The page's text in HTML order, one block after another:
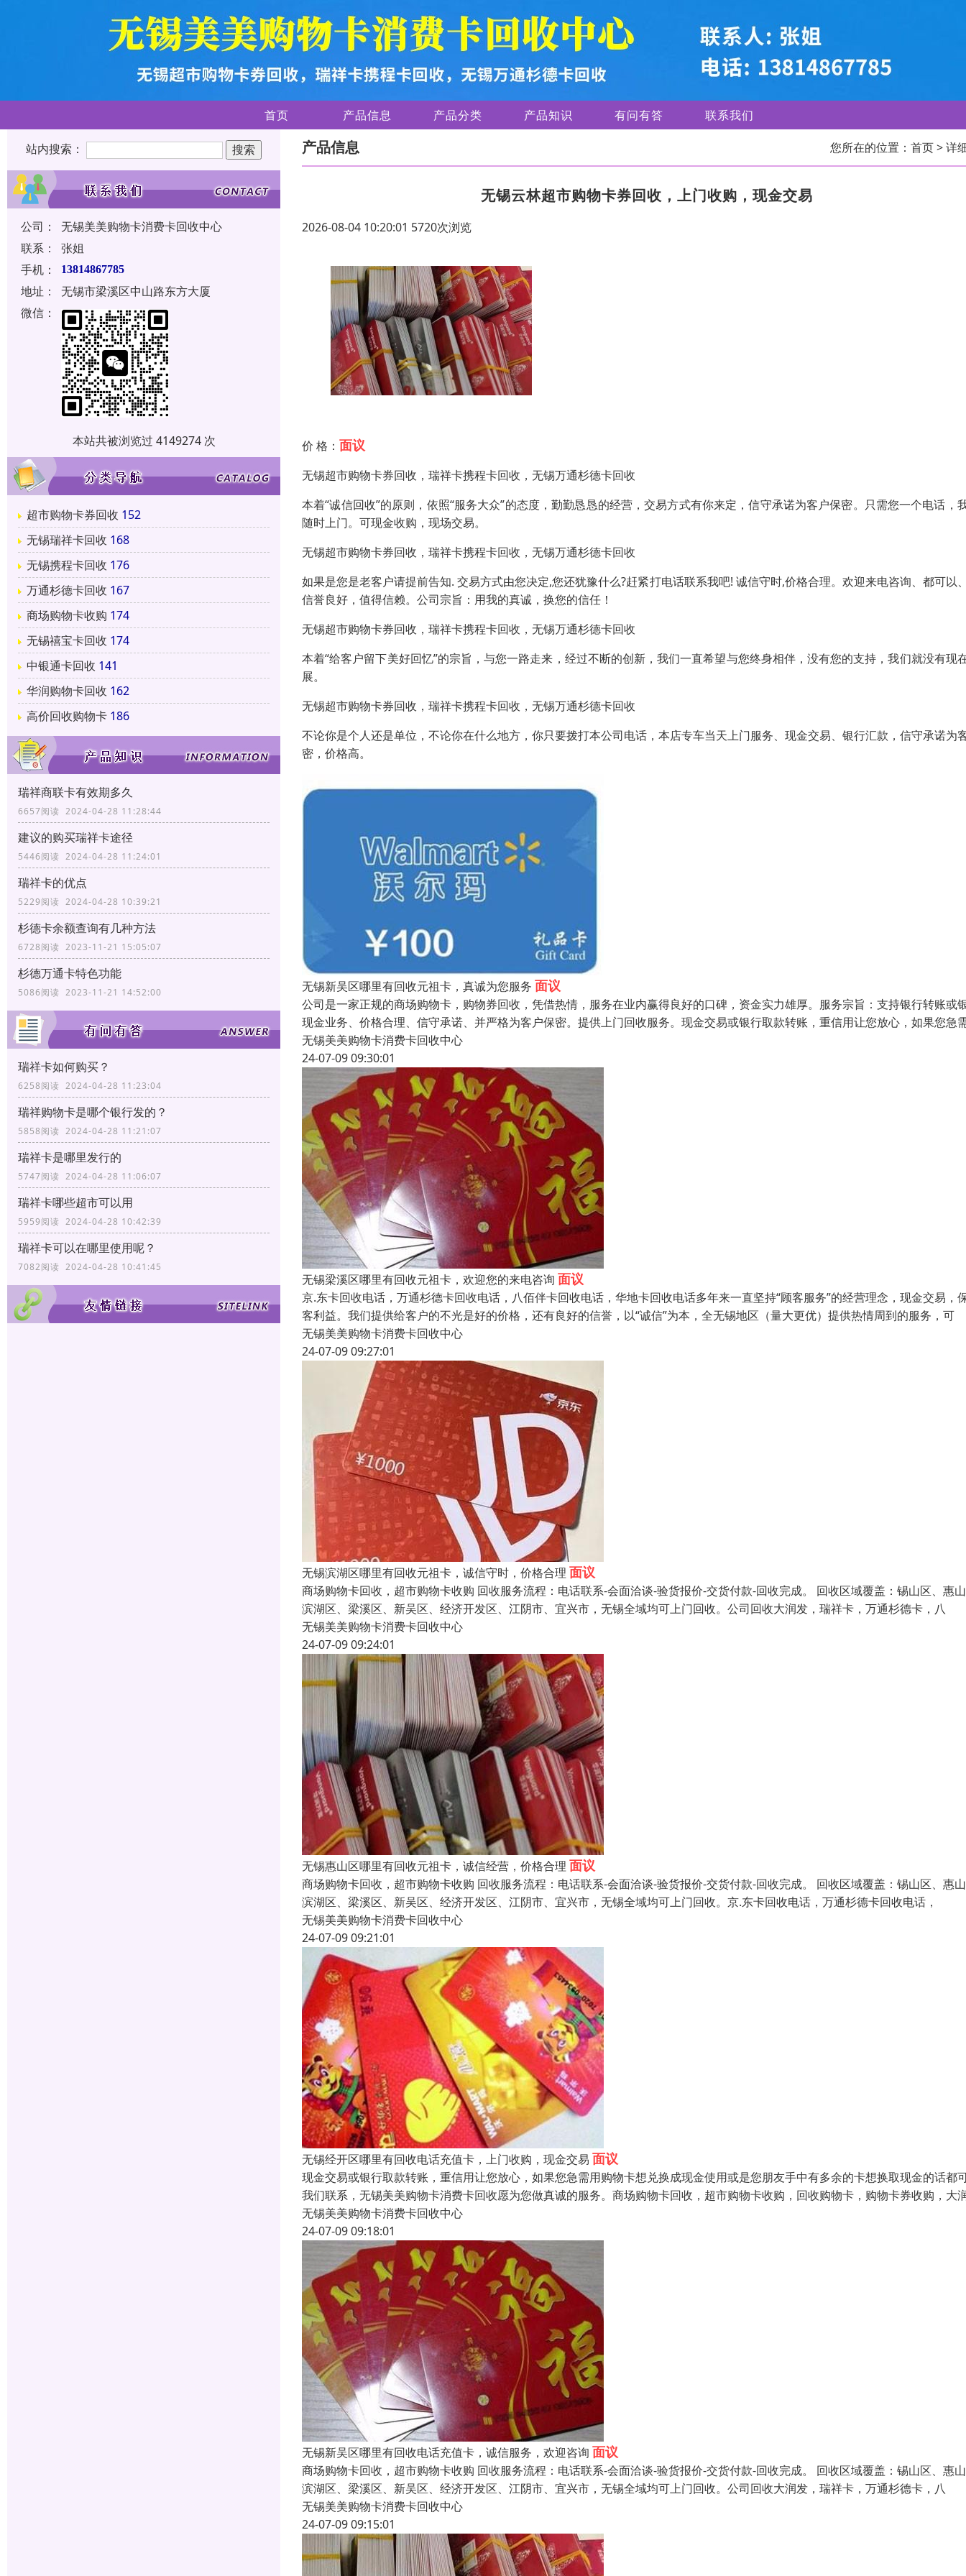
首页 产品信息 产品分类 产品知识 有问有答 联系我们
站内搜索：
公司：
无锡美美购物卡消费卡回收中心
联系：
张姐
手机：
13814867785
地址：
无锡市梁溪区中山路东方大厦
微信：
本站共被浏览过 4149274 次
超市购物卡券回收 152
无锡瑞祥卡回收 168
无锡携程卡回收 176
万通杉德卡回收 167
商场购物卡收购 174
无锡禧宝卡回收 174
中银通卡回收 141
华润购物卡回收 162
高价回收购物卡 186
瑞祥商联卡有效期多久
6657阅读 2024-04-28 11:28:44
建议的购买瑞祥卡途径
5446阅读 2024-04-28 11:24:01
瑞祥卡的优点
5229阅读 2024-04-28 10:39:21
杉德卡余额查询有几种方法
6728阅读 2023-11-21 15:05:07
杉德万通卡特色功能
5086阅读 2023-11-21 14:52:00
瑞祥卡如何购买？
6258阅读 2024-04-28 11:23:04
瑞祥购物卡是哪个银行发的？
5858阅读 2024-04-28 11:21:07
瑞祥卡是哪里发行的
5747阅读 2024-04-28 11:06:07
瑞祥卡哪些超市可以用
5959阅读 2024-04-28 10:42:39
瑞祥卡可以在哪里使用呢？
7082阅读 2024-04-28 10:41:45
产品信息 您所在的位置： 首页> 详
无锡云林超市购物卡券回收，上门收购，现金交易
2026-08-04 10:20:01 5720次浏览
价 格： 面议
无锡超市购物卡券回收，瑞祥卡携程卡回收，无锡万通杉德卡回收
本着“诚信回收”的原则，依照“服务大众”的态度，勤勤恳恳的经营，交易方式有你来定，信守承诺为客户保密。只需您一个电话，
随时上门。可现金收购，现场交易。
无锡超市购物卡券回收，瑞祥卡携程卡回收，无锡万通杉德卡回收
如果是您是老客户请提前告知. 交易方式由您决定,您还犹豫什么?赶紧打电话联系我吧! 诚信守时,价格合理。欢迎来电咨询、都可以
信誉良好，值得信赖。公司宗旨：用我的真诚，换您的信任！
无锡超市购物卡券回收，瑞祥卡携程卡回收，无锡万通杉德卡回收
本着“给客户留下美好回忆”的宗旨，与您一路走来，经过不断的创新，我们一直希望与您终身相伴，没有您的支持，我们就没有现
展。
无锡超市购物卡券回收，瑞祥卡携程卡回收，无锡万通杉德卡回收
不论你是个人还是单位，不论你在什么地方，你只要拨打本公司电话，本店专车当天上门服务、现金交易、银行汇款，信守承诺为
密，价格高。
无锡新吴区哪里有回收元祖卡，真诚为您服务 面议
公司是一家正规的商场购物卡，购物券回收，凭借热情，服务在业内赢得良好的口碑，资金实力雄厚。服务宗旨：支持银行转账或
现金业务、价格合理、信守承诺、并严格为客户保密。提供上门回收服务。现金交易或银行取款转账，重信用让您放心，如果您急
无锡美美购物卡消费卡回收中心
24-07-09 09:30:01
无锡梁溪区哪里有回收元祖卡，欢迎您的来电咨询 面议
京.东卡回收电话，万通杉德卡回收电话，八佰伴卡回收电话，华地卡回收电话多年来一直坚持“顾客服务”的经营理念，现金交易，
客利益。我们提供给客户的不光是好的价格，还有良好的信誉，以“诚信”为本，全无锡地区（量大更优）提供热情周到的服务，可
无锡美美购物卡消费卡回收中心
24-07-09 09:27:01
无锡滨湖区哪里有回收元祖卡，诚信守时，价格合理 面议
商场购物卡回收，超市购物卡收购 回收服务流程：电话联系-会面洽谈-验货报价-交货付款-回收完成。 回收区域覆盖：锡山区、惠
滨湖区、梁溪区、新吴区、经济开发区、江阴市、宜兴市，无锡全域均可上门回收。公司回收大润发，瑞祥卡，万通杉德卡，八
无锡美美购物卡消费卡回收中心
24-07-09 09:24:01
无锡惠山区哪里有回收元祖卡，诚信经营，价格合理 面议
商场购物卡回收，超市购物卡收购 回收服务流程：电话联系-会面洽谈-验货报价-交货付款-回收完成。 回收区域覆盖：锡山区、惠
滨湖区、梁溪区、新吴区、经济开发区、江阴市、宜兴市，无锡全域均可上门回收。京.东卡回收电话，万通杉德卡回收电话，
无锡美美购物卡消费卡回收中心
24-07-09 09:21:01
无锡经开区哪里有回收电话充值卡，上门收购，现金交易 面议
现金交易或银行取款转账，重信用让您放心，如果您急需用购物卡想兑换成现金使用或是您朋友手中有多余的卡想换取现金的话都
我们联系，无锡美美购物卡消费卡回收愿为您做真诚的服务。商场购物卡回收，超市购物卡收购，回收购物卡，购物卡券收购，大
无锡美美购物卡消费卡回收中心
24-07-09 09:18:01
无锡新吴区哪里有回收电话充值卡，诚信服务，欢迎咨询 面议
商场购物卡回收，超市购物卡收购 回收服务流程：电话联系-会面洽谈-验货报价-交货付款-回收完成。 回收区域覆盖：锡山区、惠
滨湖区、梁溪区、新吴区、经济开发区、江阴市、宜兴市，无锡全域均可上门回收。公司回收大润发，瑞祥卡，万通杉德卡，八
无锡美美购物卡消费卡回收中心
24-07-09 09:15:01